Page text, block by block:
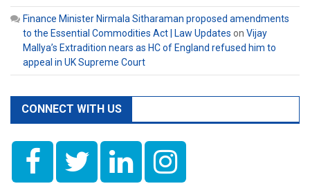
Finance Minister Nirmala Sitharaman proposed amendments
to the Essential Commodities Act | Law Updates on Vijay
Mallya’s Extradition nears as HC of England refused him to
appeal in UK Supreme Court
CONNECT WITH US